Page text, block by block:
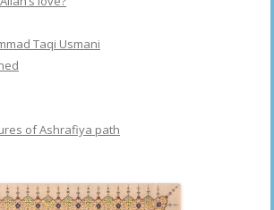
Taqi Usmani
of Ashrafiya path